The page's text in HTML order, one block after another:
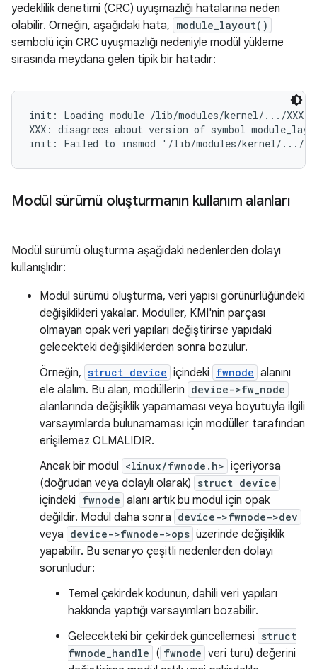
yedeklilik denetimi (CRC) uyuşmazlığı hatalarına neden
olabilir. Örneğin, aşağıdaki hata, module_layout()
sembolü için CRC uyuşmazlığı nedeniyle modül yükleme
sırasında meydana gelen tipik bir hatadır:
init: Loading module /lib/modules/kernel/.../
XXX: disagrees about version of symbol
Modül sürümü oluşturmanın kullanım alanları
Modül sürümü oluşturma aşağıdaki nedenlerden dolayı
kullanışlıdır:
Modül sürümü oluşturma, veri yapısı görünürlüğündeki
değişiklikleri yakalar. Modüller, KMI'nin parçası
olmayan opak veri yapıları değiştirirse yapıdaki
gelecekteki değişikliklerden sonra bozulur.
Örneğin, struct device içindeki fwnode alanını
ele alalım. Bu alan, modüllerin device->fw_node
alanlarında değişiklik yapamaması veya boyutuyla ilgili
varsayımlarda bulunamaması için modüller tarafından
erişilemez OLMALIDIR.
Ancak bir modül <linux/fwnode.h> içeriyorsa
(doğrudan veya dolaylı olarak) struct device
içindeki fwnode alanı artık bu modül için opak
değildir. Modül daha sonra device->fwnode->dev
veya device->fwnode->ops üzerinde değişiklik
yapabilir. Bu senaryo çeşitli nedenlerden dolayı
sorunludur:
Temel çekirdek kodunun, dahili veri yapıları
hakkında yaptığı varsayımları bozabilir.
Gelecekteki bir çekirdek güncellemesi struct
fwnode_handle ( fwnode veri türü) değerini